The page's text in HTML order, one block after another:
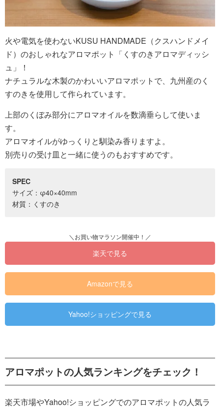
火や電気を使わないKUSU HANDMADE（クスハンドメイ
ド）のおしゃれなアロマポット「くすのきアロマディッシ
ュ」！
ナチュラルな木製のかわいいアロマポットで、九州産のく
すのきを使用して作られています。
上部のくぼみ部分にアロマオイルを数滴垂らして使いま
す。
アロマオイルがゆっくりと馴染み香りますよ。
別売りの受け皿と一緒に使うのもおすすめです。
SPEC
サイズ：φ40×40mm
材質：くすのき
楽天で見る
Amazonで見る
Yahoo!ショッピングで見る
アロマポットの人気ランキングをチェック！
楽天市場やYahoo!ショッピングでのアロマポットの人気ラ